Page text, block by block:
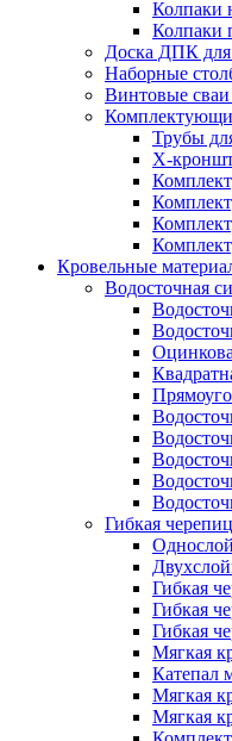
Колпаки
Колпаки
Доска ДПК для
Наборные
Винтовые сваи
Трубы
Х-
Кровельные
Водосточная
Гибкая
Гибкая
Гибкая
Гибкая
Мягкая
Катепал
Мягкая
Мягкая